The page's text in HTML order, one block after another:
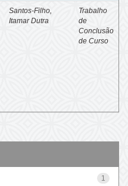
Santos-Filho,
Itamar Dutra
Trabalho
de
Conclusão
de Curso
1